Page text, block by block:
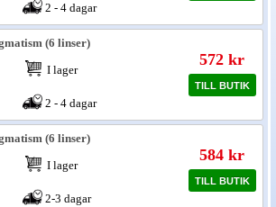
2 - 4 dagar
(6 linser)
I lager
2 - 4 dagar
572 kr
TILL BUTIK
(6 linser)
I lager
2-3 dagar
584 kr
TILL BUTIK